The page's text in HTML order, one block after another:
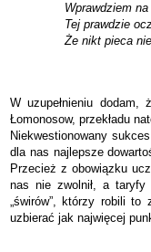
Wprawdziem
Tej prawdzie
Że nikt pieca
W uzupełnieniu
Łomonosow, przekładu
Niekwestionowany
dla nas najlepsze
Przecież z obowiązku
nas nie zwolnił, a
„świrów”, którzy robili
uzbierać jak najwięcej